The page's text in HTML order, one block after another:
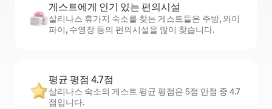
게스트에게 인기 있는 편의시설
살리나스 휴가지 숙소를 찾는 게스트들은 주방, 와이
파이, 수영장 등의 편의시설을 많이 찾습니다.
평균 평점 4.7점
살리나스 숙소의 게스트 평균 평점은 5점 만점 중 4.7
점입니다.